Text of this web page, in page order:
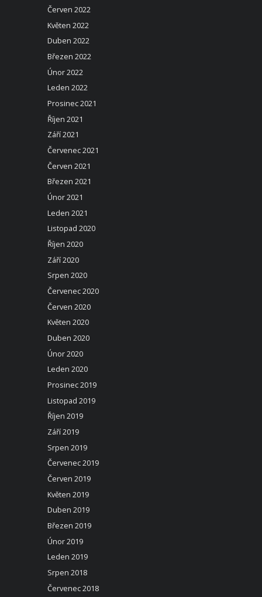
Červen 2022
Květen 2022
Duben 2022
Březen 2022
Únor 2022
Leden 2022
Prosinec 2021
Říjen 2021
Září 2021
Červenec 2021
Červen 2021
Březen 2021
Únor 2021
Leden 2021
Listopad 2020
Říjen 2020
Září 2020
Srpen 2020
Červenec 2020
Červen 2020
Květen 2020
Duben 2020
Únor 2020
Leden 2020
Prosinec 2019
Listopad 2019
Říjen 2019
Září 2019
Srpen 2019
Červenec 2019
Červen 2019
Květen 2019
Duben 2019
Březen 2019
Únor 2019
Leden 2019
Srpen 2018
Červenec 2018